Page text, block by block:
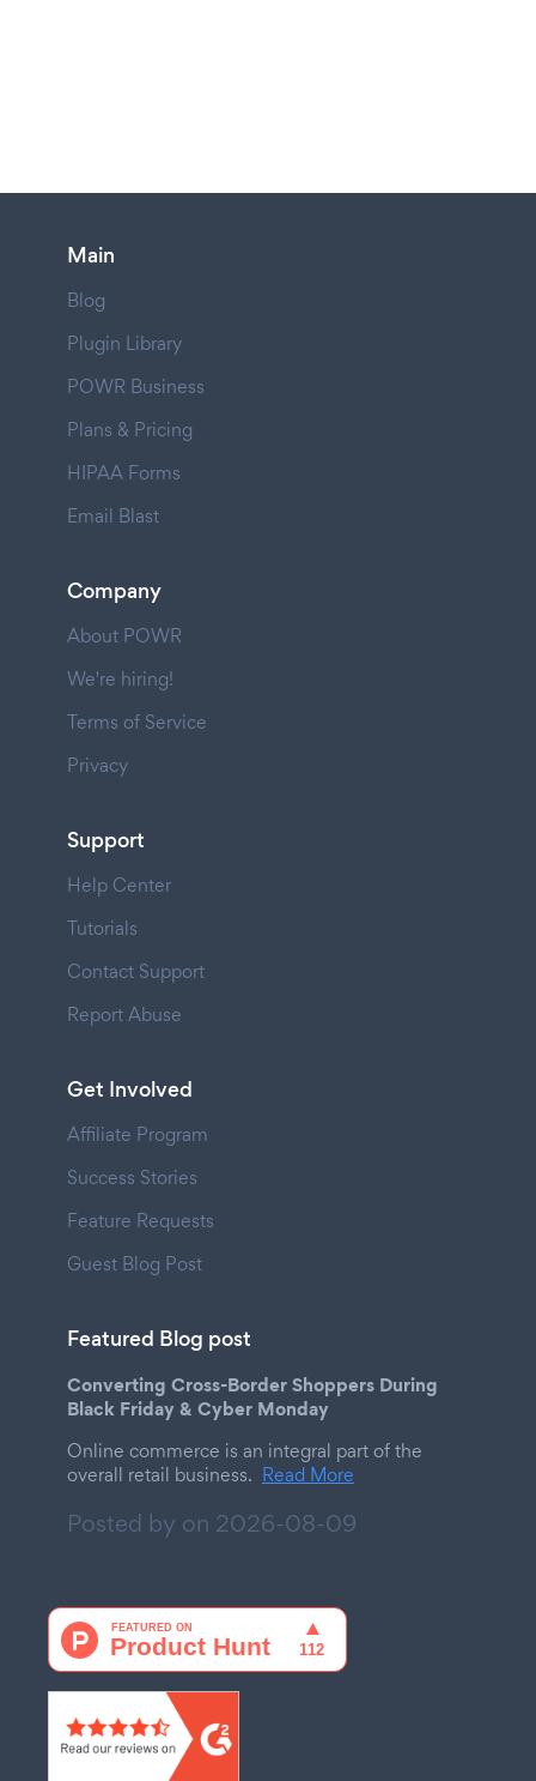
Main
Blog
Plugin Library
POWR Business
Plans & Pricing
HIPAA Forms
Email Blast
Company
About POWR
We're hiring!
Terms of Service
Privacy
Support
Help Center
Tutorials
Contact Support
Report Abuse
Get Involved
Affiliate Program
Success Stories
Feature Requests
Guest Blog Post
Featured Blog post
Converting Cross-Border Shoppers During
Black Friday & Cyber Monday
Online commerce is an integral part of the
overall retail business. Read More
Posted by on 2026-08-09